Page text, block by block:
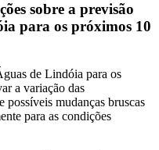
sobre a previsão
para os próximos 10
de Lindóia para os
a variação das
possíveis mudanças bruscas
para as condições